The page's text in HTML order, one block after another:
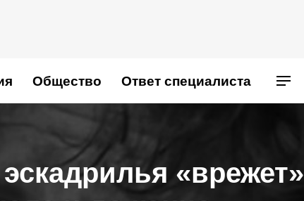
Общество Ответ специалиста
«врежет»